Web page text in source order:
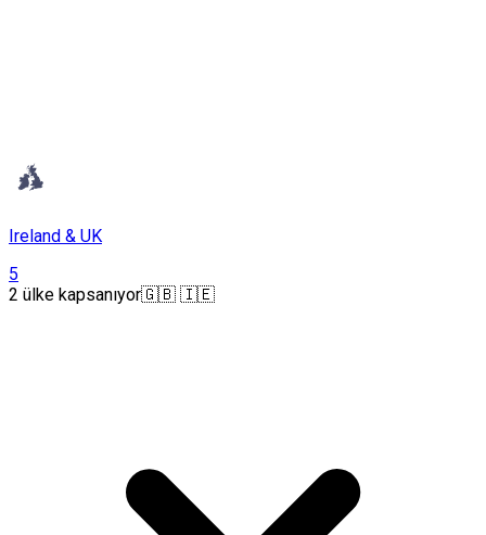
Ireland & UK
5
2 ülke kapsanıyor🇬🇧 🇮🇪